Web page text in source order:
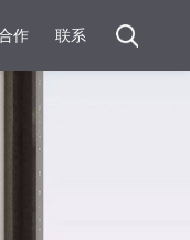
作 联系